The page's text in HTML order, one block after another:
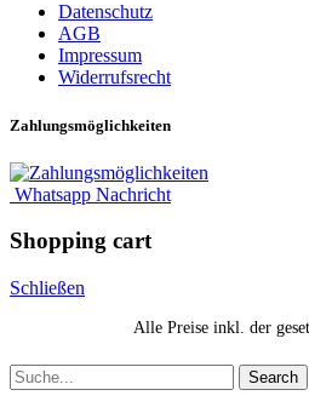
Datenschutz
AGB
Impressum
Widerrufsrecht
Zahlungsmöglichkeiten
Whatsapp Nachricht
Shopping cart
Schließen
Alle Preise inkl. der
Search